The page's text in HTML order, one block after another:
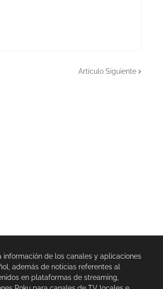
Artículo Siguiente
información de los canales y aplicaciones
además de noticias referentes al
en plataformas de streaming,